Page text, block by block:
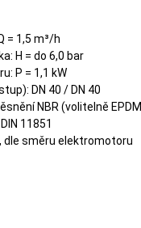
= 1,5 m³/h
H = do 6,0 bar
P = 1,1 kW
DN 40 / DN 40
NBR (volitelně
11851
dle směru elektromotoru